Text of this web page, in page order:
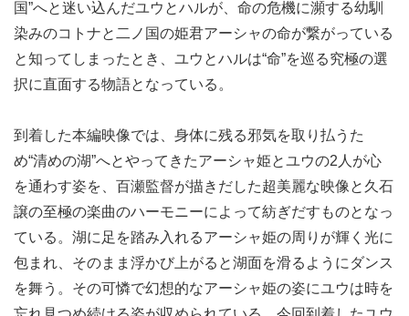
国”へと迷い込んだユウとハルが、命の危機に瀕する幼馴
染みのコトナと二ノ国の姫君アーシャの命が繋がっている
と知ってしまったとき、ユウとハルは“命”を巡る究極の選
択に直面する物語となっている。
到着した本編映像では、身体に残る邪気を取り払うた
め“清めの湖”へとやってきたアーシャ姫とユウの2人が心
を通わす姿を、百瀬監督が描きだした超美麗な映像と久石
譲の至極の楽曲のハーモニーによって紡ぎだすものとなっ
ている。湖に足を踏み入れるアーシャ姫の周りが輝く光に
包まれ、そのまま浮かび上がると湖面を滑るようにダンス
を舞う。その可憐で幻想的なアーシャ姫の姿にユウは時を